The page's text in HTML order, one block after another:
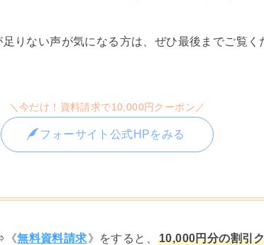
りない声が気になる方は、ぜひ最後までご覧く
＼今だけ！資料請求で10,000円クーポン／
フォーサイト公式HPをみる
《無料資料請求》をすると、10,000円分の割引